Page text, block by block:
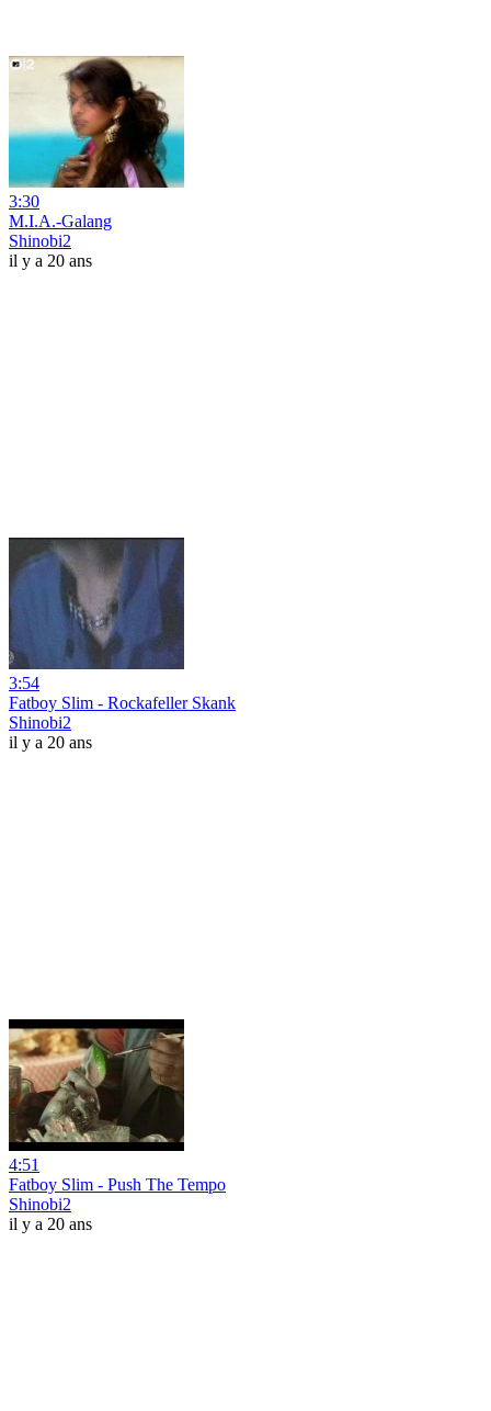
3:30
M.I.A.-Galang
Shinobi2
il y a 20 ans
3:54
Fatboy Slim - Rockafeller Skank
Shinobi2
il y a 20 ans
4:51
Fatboy Slim - Push The Tempo
Shinobi2
il y a 20 ans